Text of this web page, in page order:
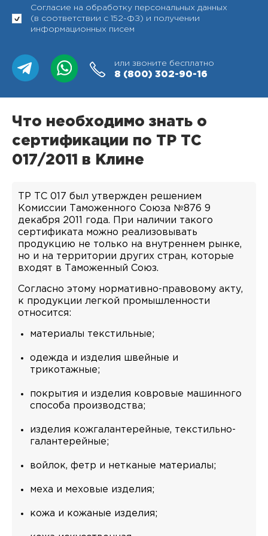
Согласие на обработку персональных данных
(в соответствии с 152-ФЗ) и получении
информационных писем
или звоните бесплатно
8 (800) 302-90-16
Что необходимо знать о
сертификации по ТР ТС
017/2011 в Клине
ТР ТС 017 был утвержден решением
Комиссии Таможенного Союза №876 9
декабря 2011 года. При наличии такого
сертификата можно реализовывать
продукцию не только на внутреннем рынке,
но и на территории других стран, которые
входят в Таможенный Союз.
Согласно этому нормативно-правовому акту,
к продукции легкой промышленности
относится:
материалы текстильные;
одежда и изделия швейные и
трикотажные;
покрытия и изделия ковровые машинного
способа производства;
изделия кожгалантерейные, текстильно-
галантерейные;
войлок, фетр и нетканые материалы;
меха и меховые изделия;
кожа и кожаные изделия;